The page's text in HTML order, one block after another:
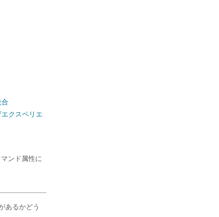
クスペリエ
ンド属性に
あるかどう